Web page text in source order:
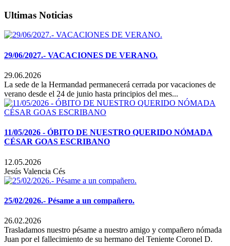
Ultimas Noticias
29/06/2027.- VACACIONES DE VERANO.
29.06.2026
La sede de la Hermandad permanecerá cerrada por vacaciones de
verano desde el 24 de junio hasta principios del mes...
11/05/2026 - ÓBITO DE NUESTRO QUERIDO NÓMADA
CÉSAR GOAS ESCRIBANO
12.05.2026
Jesús Valencia Cés
25/02/2026.- Pésame a un compañero.
26.02.2026
Trasladamos nuestro pésame a nuestro amigo y compañero nómada
Juan por el fallecimiento de su hermano del Teniente Coronel D.